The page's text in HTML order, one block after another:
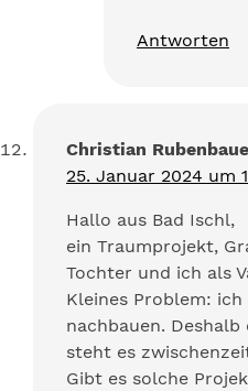
Antworten
Christian
25. Januar 2024 um
Hallo aus Bad Ischl,
ein Traumprojekt,
Tochter und ich als
Kleines Problem:
nachbauen.
steht es
Gibt es solche